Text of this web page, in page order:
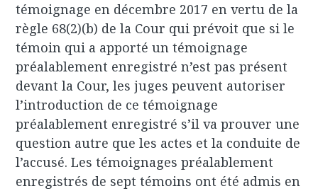
témoignage en décembre 2017 en vertu de la
règle 68(2)(b) de la Cour qui prévoit que si le
témoin qui a apporté un témoignage
préalablement enregistré n’est pas présent
devant la Cour, les juges peuvent autoriser
l’introduction de ce témoignage
préalablement enregistré s’il va prouver une
question autre que les actes et la conduite de
l’accusé. Les témoignages préalablement
enregistrés de sept témoins ont été admis en